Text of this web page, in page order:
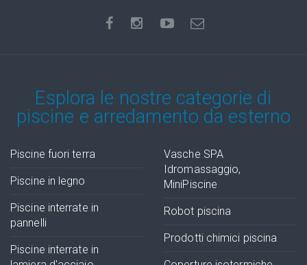
Esplora le nostre categorie di
piscine e arredamento da esterno
Piscine fuori terra
Piscine in legno
Piscine interrate in
pannelli
Piscine interrate in
Vasche SPA
Idromassaggio,
MiniPiscine
Robot piscina
Prodotti chimici piscina